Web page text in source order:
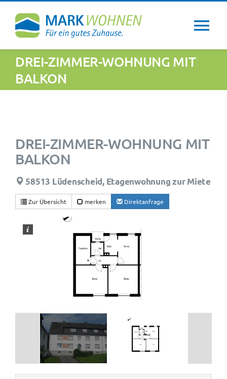
Inhalt
Über uns
Newsletter
Service
Wohnungsangebote
DREI-ZIMMER-WOHNUNG MIT
BALKON
DREI-ZIMMER-WOHNUNG MIT
BALKON
58513 Lüdenscheid, Etagenwohnung zur Miete
Zur Übersicht merken Direktanfrage